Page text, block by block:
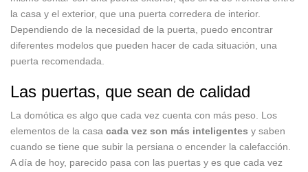
la casa y el exterior, que una puerta corredera de interior.
Dependiendo de la necesidad de la puerta, puedo encontrar
diferentes modelos que pueden hacer de cada situación, una
puerta recomendada.
Las puertas, que sean de calidad
La domótica es algo que cada vez cuenta con más peso. Los
elementos de la casa cada vez son más inteligentes y saben
cuando se tiene que subir la persiana o encender la calefacción.
A día de hoy, parecido pasa con las puertas y es que cada vez